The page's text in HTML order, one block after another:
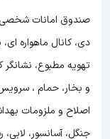
دی، کانال ماهواره
تهویه مطبوع،
و بخار، حمام ،
اصلاح و ملزومات
جنگل، آسانسور، لابی،